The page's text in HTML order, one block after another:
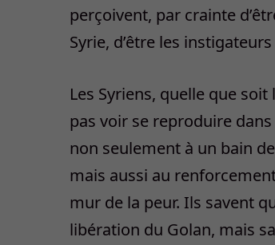
perçoivent, par crainte
Syrie, d’être les
Les Syriens, quelle que
pas voir se reproduire
non seulement à un bain
mais aussi au
mur de la peur. Ils savent
libération du Golan, mais